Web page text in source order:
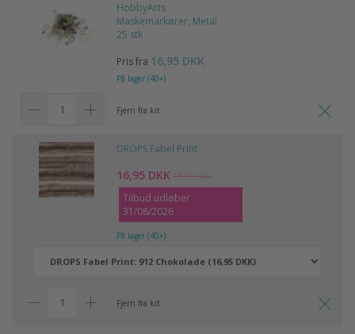
HobbyArts
Maskemarkører, Metal
25 stk
Pris fra 16,95 DKK
På lager (40+)
Fjern fra kit
DROPS Fabel Print
16,95 DKK 18,95 DKK
Tilbud udløber
31/08/2026
På lager (40+)
Fjern fra kit